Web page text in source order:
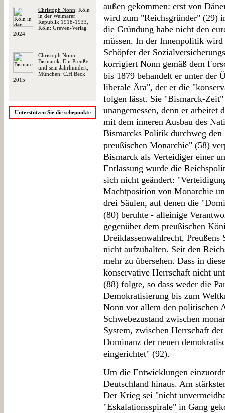
Christoph Nonn: Köln
in der Weimarer
Republik 1918-1933,
Köln: Greven-Verlag
2024
Christoph Nonn:
Bismarck. Ein Preuße
und sein Jahrhundert,
München: C.H.Beck
2015
Unterstützen Sie die sehepunkte
außen gekommen: erst von
wird zum "Reichsgründer" (29)
die Gründung habe nicht den
müssen. In der Innenpolitik
Schöpfer der
korrigiert Nonn gemäß dem
bis 1879 behandelt er unter der
liberale Ära", der er die
folgen lässt. Sie "Bismarck-
unangemessen, denn er arbeitet
mit dem inneren Ausbau des
Bismarcks Politik durchweg den
preußischen Monarchie" (58)
Bismarck als Verteidiger einer
Entlassung wurde die
sich nicht geändert:
Machtposition von Monarchie
drei Säulen, auf denen die
(80) beruhte - alleinige
gegenüber dem preußischen
Dreiklassenwahlrecht,
nicht aufzuhalten. Seit den
mehr zu übersehen. Dass in
konservative Herrschaft nicht
(88) folgte, so dass weder die
Demokratisierung bis zum
Nonn vor allem den politischen
Schwebezustand zwischen
System, zwischen Herrschaft
Dominanz der neuen
eingerichtet" (92).
Um die Entwicklungen
Deutschland hinaus. Am
Der Krieg sei "nicht
"Eskalationsspirale" in Gang